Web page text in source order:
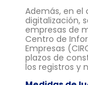
Además, en el
digitalización,
empresas de
Centro de
Empresas
plazos de
los registros y